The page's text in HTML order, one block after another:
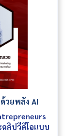
วยพลัง AI
ลิปวีดีโอแบบ